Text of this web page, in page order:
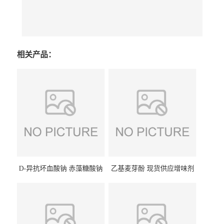
相关产品：
D-异抗坏血酸钠 赤藻糖酸钠
乙基麦芽酚 现货供应增味剂